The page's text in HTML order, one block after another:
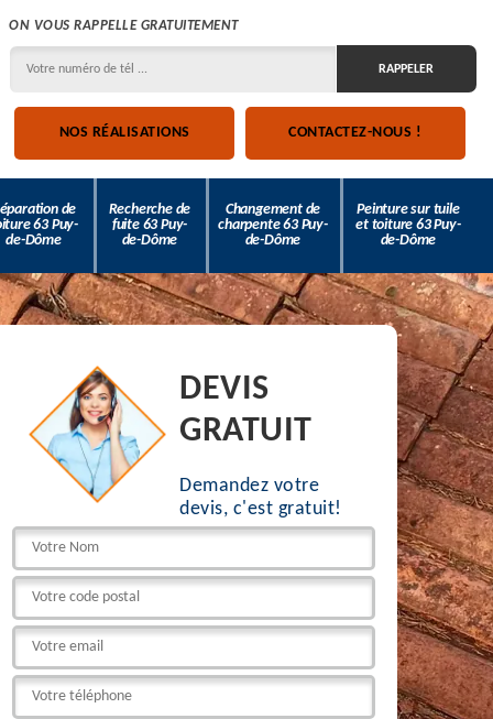
ON VOUS RAPPELLE GRATUITEMENT
NOS RÉALISATIONS CONTACTEZ-NOUS !
de
63 Puy-
de-Dôme
Recherche de
fuite 63 Puy-
de-Dôme
Changement de
charpente 63 Puy-
de-Dôme
Peinture sur tuile
et toiture 63 Puy-
de-Dôme
DEVIS
GRATUIT
Demandez votre
devis, c'est gratuit!